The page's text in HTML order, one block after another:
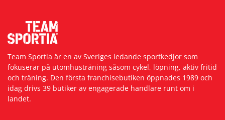
Team Sportia är en av Sveriges ledande sportkedjor som
fokuserar på utomhusträning såsom cykel, löpning, aktiv fritid
och träning. Den första franchisebutiken öppnades 1989 och
idag drivs 39 butiker av engagerade handlare runt om i
landet.